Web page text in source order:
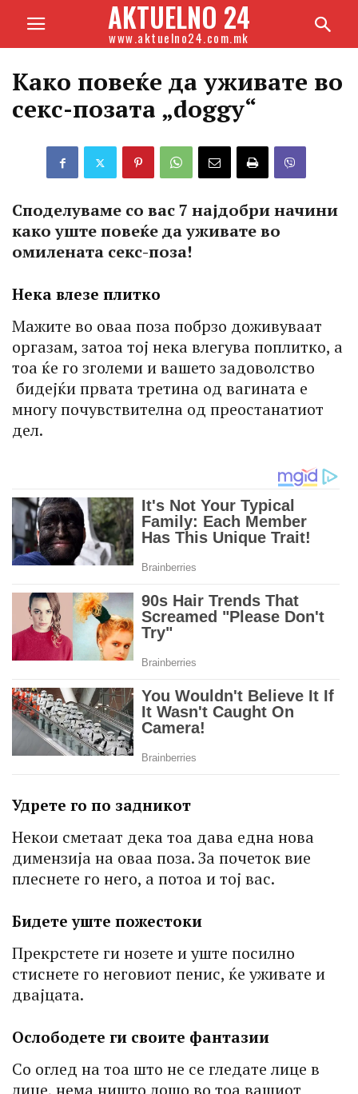
AKTUELNO 24
www.aktuelno24.com.mk
Како повеќе да уживате во
секс-позата „doggy“
Споделуваме со вас 7 најдобри начини
како уште повеќе да уживате во
омилената секс-поза!
Нека влезе плитко
Мажите во оваа поза побрзо доживуваат
оргазам, затоа тој нека влегува поплитко, а
тоа ќе го зголеми и вашето задоволство
бидејќи првата третина од вагината е
многу почувствителна од преостанатиот
дел.
Удрете го по задникот
Некои сметаат дека тоа дава една нова
димензија на оваа поза. За почеток вие
плеснете го него, а потоа и тој вас.
Бидете уште пожестоки
Прекрстете ги нозете и уште посилно
стиснете го неговиот пенис, ќе уживате и
двајцата.
Ослободете ги своите фантазии
Со оглед на тоа што не се гледате лице в
лице, нема ништо лошо во тоа вашиот